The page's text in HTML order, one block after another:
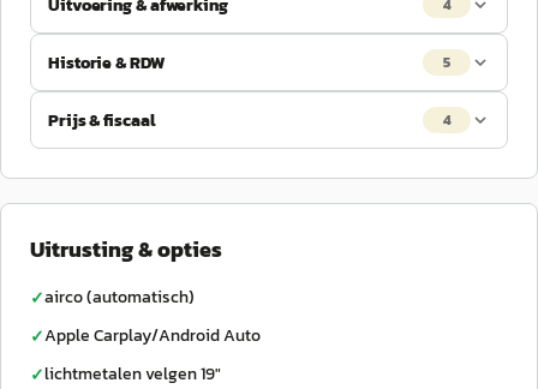
4
Historie & RDW 5
Prijs & fiscaal 4
Uitrusting & opties
✓airco (automatisch)
✓Apple Carplay/Android Auto
✓lichtmetalen velgen 19"